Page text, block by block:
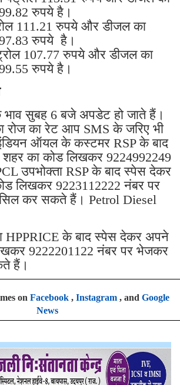
रुपये है।
111.21 रुपये और डीजल का
97.83 रुपये है।
107.77 रुपये और डीजल का
रुपये है।
सुबह 6 बजे अपडेट हो जाते हैं।
रोज का रेट आप SMS के जरिए भी
ऑयल के कस्टमर RSP के बाद
का कोड लिखकर 9224992249
उपभोक्ता RSP के बाद स्पेस देकर
लिखकर 9223112222 नंबर पर
कर सकते हैं। Petrol Diesel
HPPRICE के बाद स्पेस देकर अपने
9222201122 नंबर पर भेजकर
हैं।
on Facebook, Instagram, and Google
News